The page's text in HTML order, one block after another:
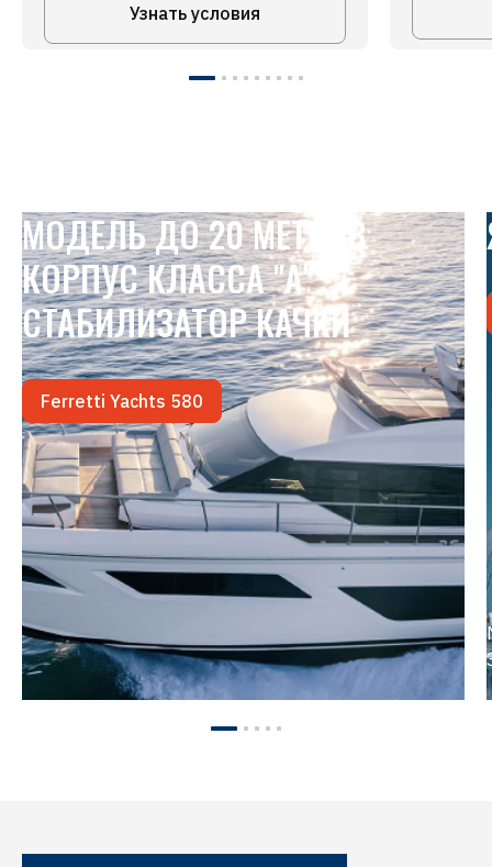
Узнать условия
МОДЕЛЬ ДО 20 МЕТРОВ
КОРПУС КЛАССА "А"
СТАБИЛИЗАТОР КАЧКИ
Ferretti Yachts 580